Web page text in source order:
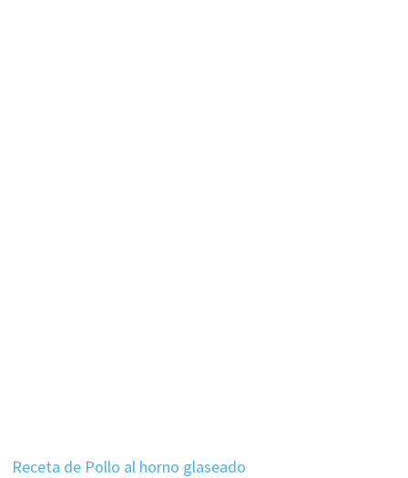
Receta de Pollo al horno glaseado